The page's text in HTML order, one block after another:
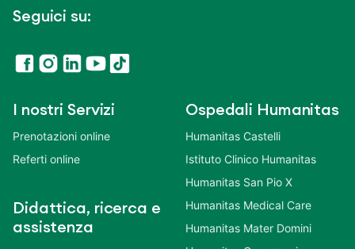
Seguici su:
I nostri Servizi
Prenotazioni online
Referti online
Didattica, ricerca e
assistenza
Ospedali Humanitas
Humanitas Castelli
Istituto Clinico Humanitas
Humanitas San Pio X
Humanitas Medical Care
Humanitas Mater Domini